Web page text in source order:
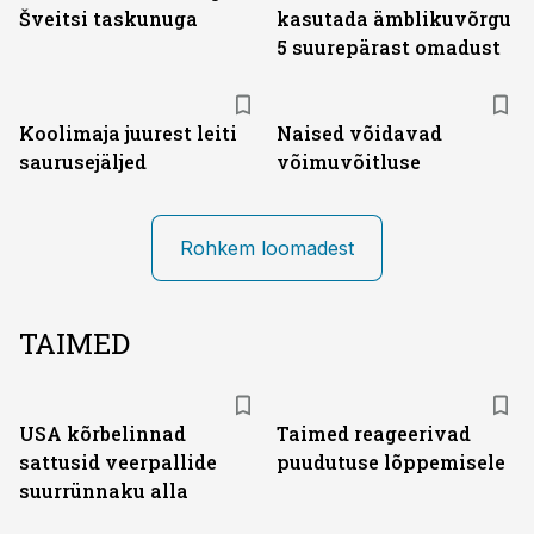
Šveitsi taskunuga
kasutada ämblikuvõrgu
5 suurepärast omadust
Koolimaja juurest leiti
saurusejäljed
Naised võidavad
võimuvõitluse
Rohkem loomadest
TAIMED
USA kõrbelinnad
sattusid veerpallide
suurrünnaku alla
Taimed reageerivad
puudutuse lõppemisele